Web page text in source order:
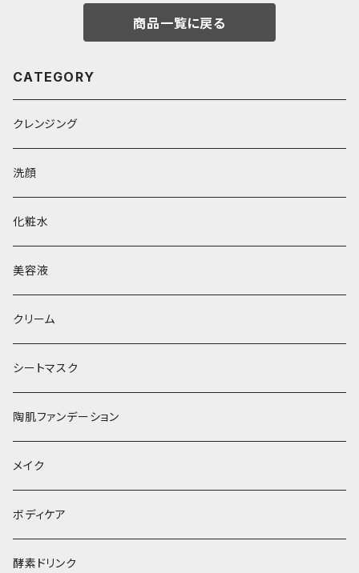
商品一覧に戻る
CATEGORY
クレンジング
洗顔
化粧水
美容液
クリーム
シートマスク
陶肌ファンデーション
メイク
ボディケア
酵素ドリンク